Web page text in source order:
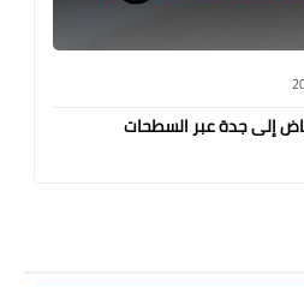
إلى جدة عبر السطحات